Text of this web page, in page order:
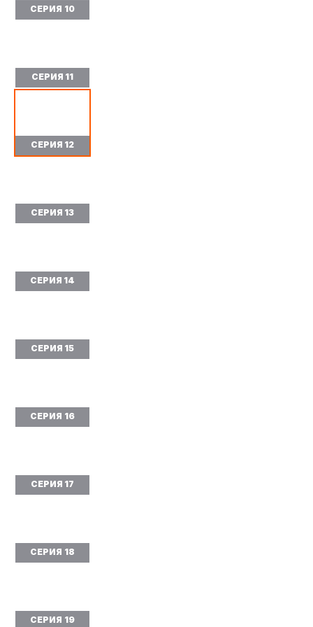
СЕРИЯ 10
СЕРИЯ 11
СЕРИЯ 12
СЕРИЯ 13
СЕРИЯ 14
СЕРИЯ 15
СЕРИЯ 16
СЕРИЯ 17
СЕРИЯ 18
СЕРИЯ 19